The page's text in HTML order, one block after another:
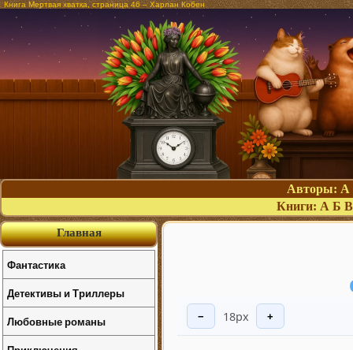
Книга Мертвая хватка, страница 46 – Харлан Кобен
Авторы: А
Книги: А Б В
− 18px +
Главная
Фантастика
Детективы и Триллеры
Любовные романы